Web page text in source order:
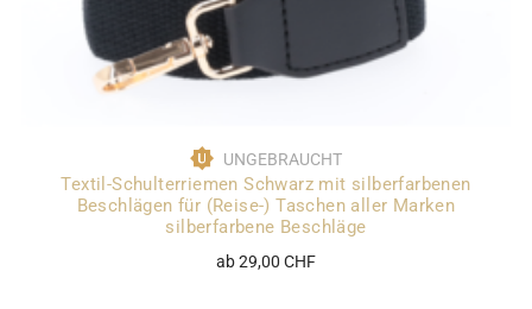
UNGEBRAUCHT
Textil-Schulterriemen Schwarz mit silberfarbenen
Beschlägen für (Reise-) Taschen aller Marken
silberfarbene Beschläge
ab 29,00 CHF